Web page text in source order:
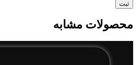
محصولات مشابه